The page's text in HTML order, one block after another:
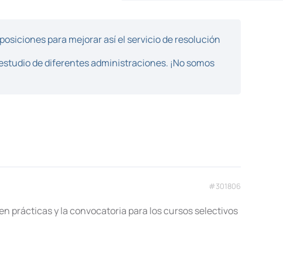
para mejorar así el servicio de resolución
de diferentes administraciones. ¡No somos
#301806
prácticas y la convocatoria para los cursos selectivos